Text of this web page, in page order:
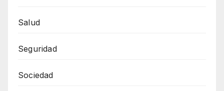
Salud
Seguridad
Sociedad